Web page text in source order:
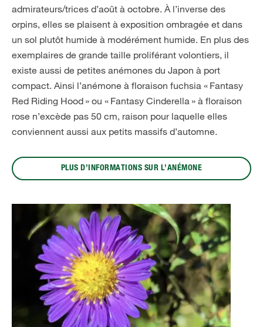
admirateurs/trices d’août à octobre. À l’inverse des
orpins, elles se plaisent à exposition ombragée et dans
un sol plutôt humide à modérément humide. En plus des
exemplaires de grande taille proliférant volontiers, il
existe aussi de petites anémones du Japon à port
compact. Ainsi l’anémone à floraison fuchsia « Fantasy
Red Riding Hood » ou « Fantasy Cinderella » à floraison
rose n’excède pas 50 cm, raison pour laquelle elles
conviennent aussi aux petits massifs d’automne.
PLUS D’INFORMATIONS SUR L’ANÉMONE